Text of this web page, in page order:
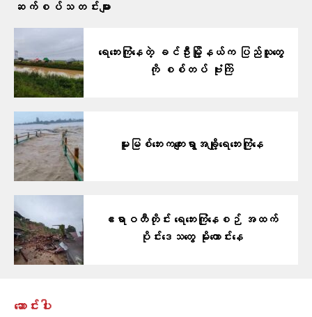
ဆက်စပ်သတင်းများ
ရေဘေးကြုံနေတဲ့ ခင်ဦးမြို့နယ်က ပြည်သူတွေ
ကို စစ်တပ် ဗုံးကြဲ
မူးမြစ်ဘေးကကျေးရွာအချို့ရေဘေးကြုံနေ
ဧရာဝတီတိုင်း ရေဘေးကြုံနေစဉ် အထက်
ပိုင်းဒေသတွေ မိုးကောင်းနေ
ဆောင်းပါး